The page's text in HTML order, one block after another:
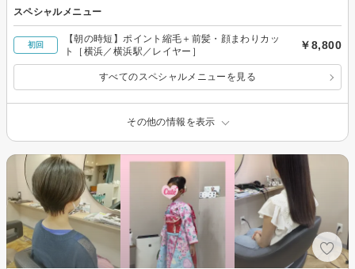
スペシャルメニュー
初回
【朝の時短】ポイント縮毛＋前髪・顔まわりカッ
ト［横浜／横浜駅／レイヤー］
￥8,800
すべてのスペシャルメニューを見る
その他の情報を表示